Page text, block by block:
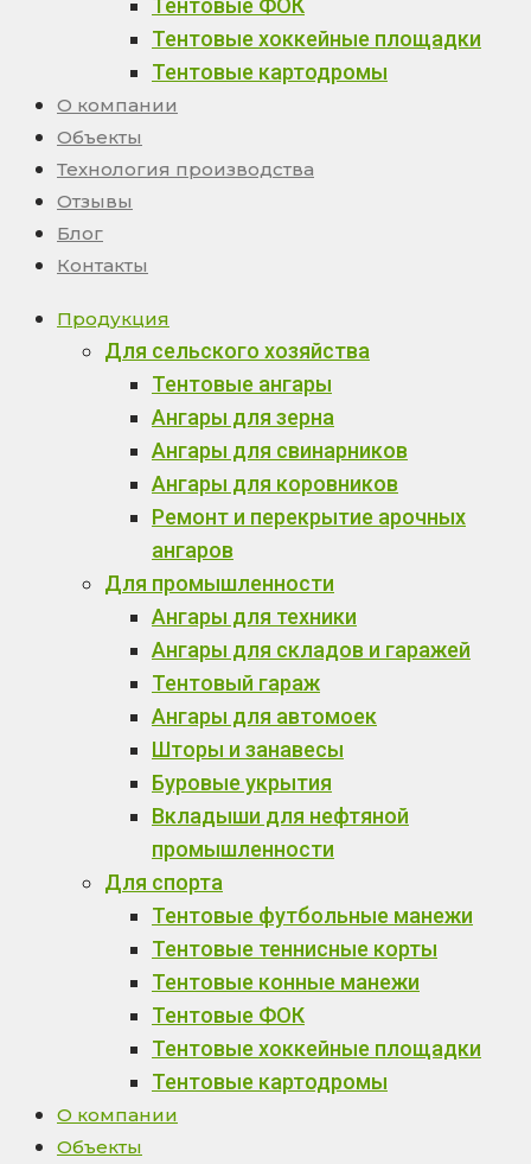
Тентовые ФОК
Тентовые хоккейные площадки
Тентовые картодромы
О компании
Объекты
Технология производства
Отзывы
Блог
Контакты
Продукция
Для сельского хозяйства
Тентовые ангары
Ангары для зерна
Ангары для свинарников
Ангары для коровников
Ремонт и перекрытие арочных
ангаров
Для промышленности
Ангары для техники
Ангары для складов и гаражей
Тентовый гараж
Ангары для автомоек
Шторы и занавесы
Буровые укрытия
Вкладыши для нефтяной
промышленности
Для спорта
Тентовые футбольные манежи
Тентовые теннисные корты
Тентовые конные манежи
Тентовые ФОК
Тентовые хоккейные площадки
Тентовые картодромы
О компании
Объекты